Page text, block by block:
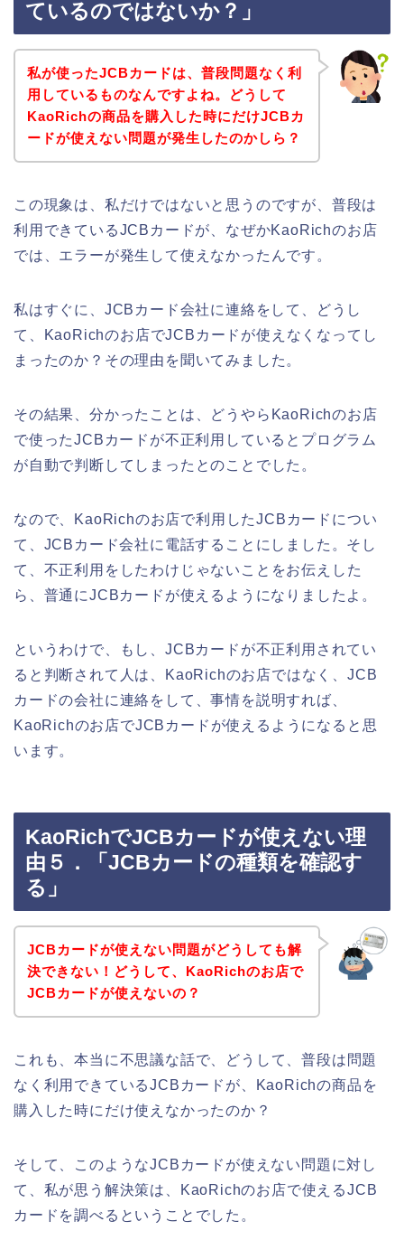
ているのではないか？」
私が使ったJCBカードは、普段問題なく利
用しているものなんですよね。どうして
KaoRichの商品を購入した時にだけJCBカ
ードが使えない問題が発生したのかしら？
この現象は、私だけではないと思うのですが、普段は
利用できているJCBカードが、なぜかKaoRichのお店
では、エラーが発生して使えなかったんです。
私はすぐに、JCBカード会社に連絡をして、どうし
て、KaoRichのお店でJCBカードが使えなくなってし
まったのか？その理由を聞いてみました。
その結果、分かったことは、どうやらKaoRichのお店
で使ったJCBカードが不正利用しているとプログラム
が自動で判断してしまったとのことでした。
なので、KaoRichのお店で利用したJCBカードについ
て、JCBカード会社に電話することにしました。そし
て、不正利用をしたわけじゃないことをお伝えした
ら、普通にJCBカードが使えるようになりましたよ。
というわけで、もし、JCBカードが不正利用されてい
ると判断されて人は、KaoRichのお店ではなく、JCB
カードの会社に連絡をして、事情を説明すれば、
KaoRichのお店でJCBカードが使えるようになると思
います。
KaoRichでJCBカードが使えない理
由５．「JCBカードの種類を確認す
る」
JCBカードが使えない問題がどうしても解
決できない！どうして、KaoRichのお店で
JCBカードが使えないの？
これも、本当に不思議な話で、どうして、普段は問題
なく利用できているJCBカードが、KaoRichの商品を
購入した時にだけ使えなかったのか？
そして、このようなJCBカードが使えない問題に対し
て、私が思う解決策は、KaoRichのお店で使えるJCB
カードを調べるということでした。